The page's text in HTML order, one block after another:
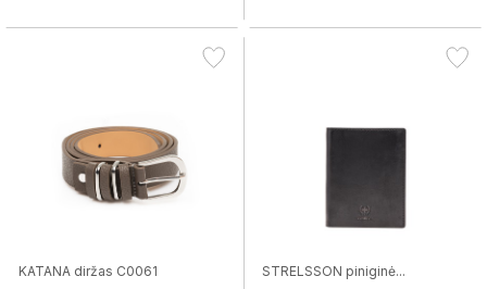
KATANA diržas C0061 STRELSSON piniginė...